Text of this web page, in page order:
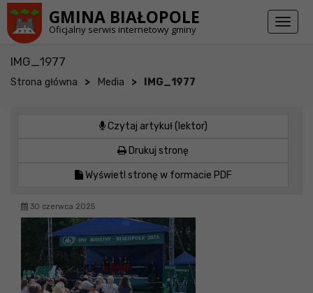
GMINA BIAŁOPOLE
Oficjalny serwis internetowy gminy
Toggle
IMG_1977
Strona główna > Media > IMG_1977
Czytaj artykuł (lektor)
Drukuj stronę
Wyświetl stronę w formacie PDF
30 czerwca 2025